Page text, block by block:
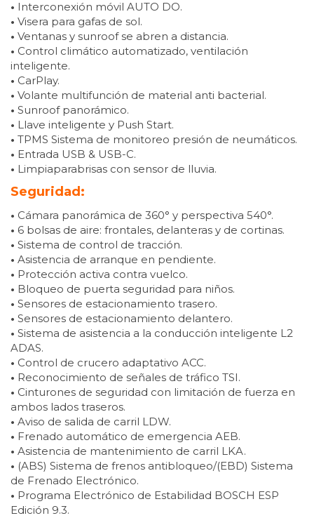
• Interconexión móvil AUTO DO.
• Visera para gafas de sol.
• Ventanas y sunroof se abren a distancia.
• Control climático automatizado, ventilación
inteligente.
• CarPlay.
• Volante multifunción de material anti bacterial.
• Sunroof panorámico.
• Llave inteligente y Push Start.
• TPMS Sistema de monitoreo presión de neumáticos.
• Entrada USB & USB-C.
• Limpiaparabrisas con sensor de lluvia.
Seguridad:
• Cámara panorámica de 360° y perspectiva 540°.
• 6 bolsas de aire: frontales, delanteras y de cortinas.
• Sistema de control de tracción.
• Asistencia de arranque en pendiente.
• Protección activa contra vuelco.
• Bloqueo de puerta seguridad para niños.
• Sensores de estacionamiento trasero.
• Sensores de estacionamiento delantero.
• Sistema de asistencia a la conducción inteligente L2
ADAS.
• Control de crucero adaptativo ACC.
• Reconocimiento de señales de tráfico TSI.
• Cinturones de seguridad con limitación de fuerza en
ambos lados traseros.
• Aviso de salida de carril LDW.
• Frenado automático de emergencia AEB.
• Asistencia de mantenimiento de carril LKA.
• (ABS) Sistema de frenos antibloqueo/(EBD) Sistema
de Frenado Electrónico.
• Programa Electrónico de Estabilidad BOSCH ESP
Edición 9.3.